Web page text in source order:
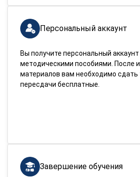
Персональный аккаунт
Вы получите персональный
методическими пособиями. После
материалов вам необходимо сдать
пересдачи бесплатные.
Завершение обучения